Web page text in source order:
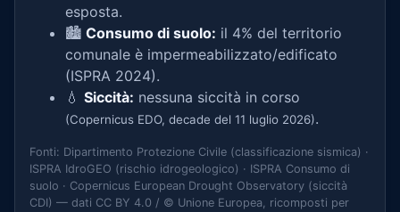
esposta.
🏙️ Consumo di suolo: il 4% del territorio
comunale è impermeabilizzato/edificato
(ISPRA 2024).
💧 Siccità: nessuna siccità in corso
(Copernicus EDO, decade del 11 luglio 2026).
Fonti: Dipartimento Protezione Civile (classificazione sismica) ·
ISPRA IdroGEO (rischio idrogeologico) · ISPRA Consumo di
suolo · Copernicus European Drought Observatory (siccità
CDI) — dati CC BY 4.0 / © Unione Europea, ricomposti per